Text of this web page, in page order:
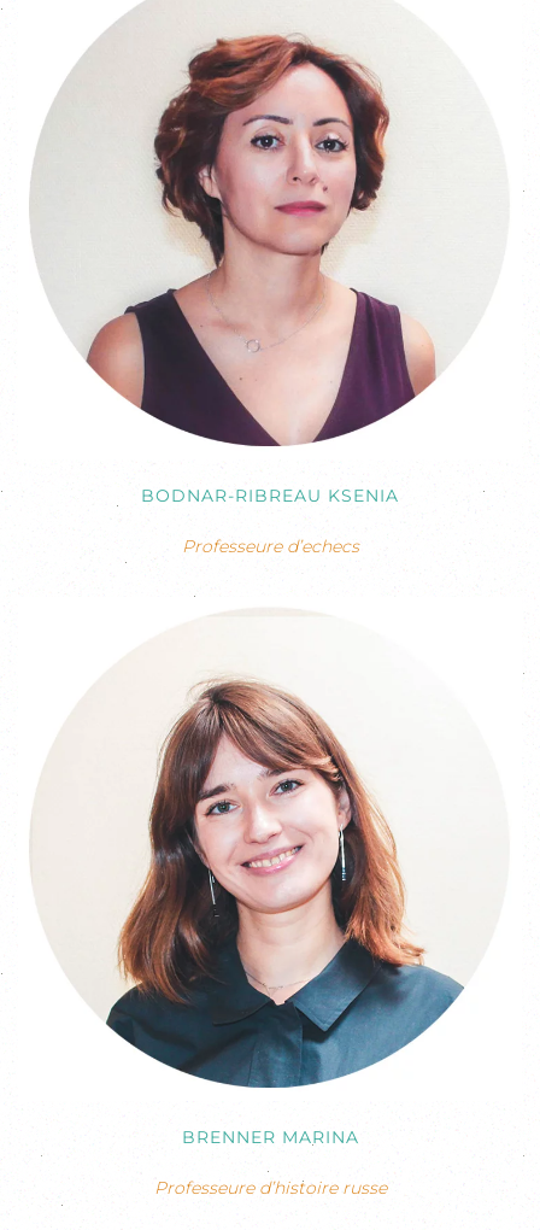
BODNAR-RIBREAU KSENIA
Professeure d’echecs
BRENNER MARINA
Professeure d’histoire russe